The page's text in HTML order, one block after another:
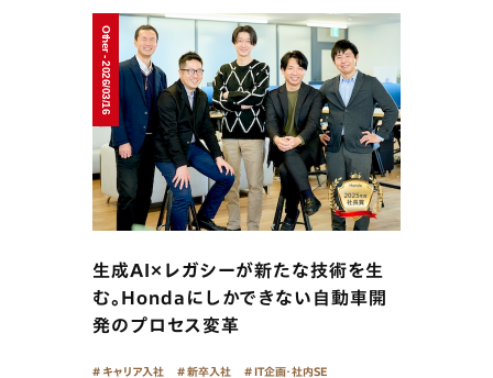
Other - 2026/03/16
生成AI×レガシーが新たな技術を生
む。Hondaにしかできない自動車開
発のプロセス変革
キャリア入社 新卒入社 IT企画・社内SE